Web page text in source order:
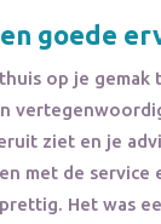
goede
op je gemak
ziet en je
met de service
Het was